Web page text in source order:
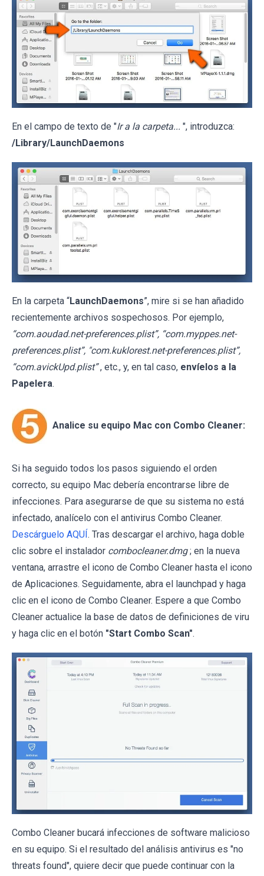
En el campo de texto de "Ir a la carpeta... ", introduzca:
/Library/LaunchDaemons
En la carpeta “LaunchDaemons”, mire si se han añadido
recientemente archivos sospechosos. Por ejemplo,
“com.aoudad.net-preferences.plist”, “com.myppes.net-
preferences.plist”, "com.kuklorest.net-preferences.plist”,
“com.avickUpd.plist” , etc., y, en tal caso, envíelos a la
Papelera.
Analice su equipo Mac con Combo Cleaner:
Si ha seguido todos los pasos siguiendo el orden
correcto, su equipo Mac debería encontrarse libre de
infecciones. Para asegurarse de que su sistema no está
infectado, analícelo con el antivirus Combo Cleaner.
Descárguelo AQUÍ. Tras descargar el archivo, haga doble
clic sobre el instalador combocleaner.dmg ; en la nueva
ventana, arrastre el icono de Combo Cleaner hasta el icono
de Aplicaciones. Seguidamente, abra el launchpad y haga
clic en el icono de Combo Cleaner. Espere a que Combo
Cleaner actualice la base de datos de definiciones de viru
y haga clic en el botón "Start Combo Scan".
Combo Cleaner bucará infecciones de software malicioso
en su equipo. Si el resultado del análisis antivirus es "no
threats found", quiere decir que puede continuar con la